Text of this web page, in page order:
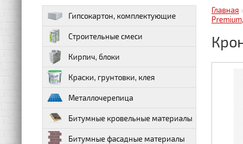
Гипсокартон, комплектующие
Строительные смеси
Кирпич, блоки
Краски, грунтовки, клея
Металлочерепица
Битумные кровельные материалы
Битумные фасадные материалы
Главная